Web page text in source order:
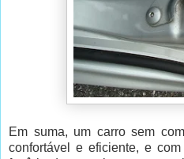
Em suma, um carro sem
confortável e eficiente, e